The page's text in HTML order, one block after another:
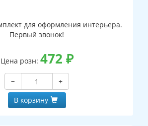
для оформления интерьера.
Первый звонок!
Цена розн: 472 ₽
−
+
В корзину